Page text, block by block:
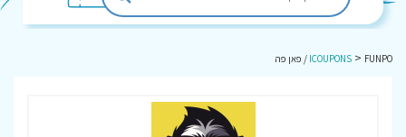
ICOUPONS > FUNPO / פאן פה